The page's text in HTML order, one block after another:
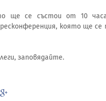
ще се състои от 10
която ще
заповядайте.